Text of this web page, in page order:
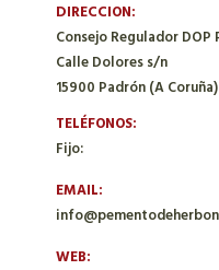
DIRECCION:
Consejo Regulador
Calle Dolores s/n
15900 Padrón (A Coruña)
TELÉFONOS:
Fijo:
EMAIL:
WEB: